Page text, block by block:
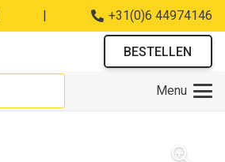
| +31(0)6 44974146
BESTELLEN
Menu